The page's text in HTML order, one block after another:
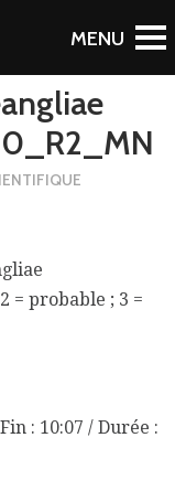
= probable ; 3 =
: 10:07 / Durée :